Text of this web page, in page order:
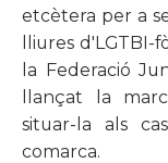
etcètera per a
lliures d'LGTBI-
la Federació
llançat la
situar-la als
comarca.